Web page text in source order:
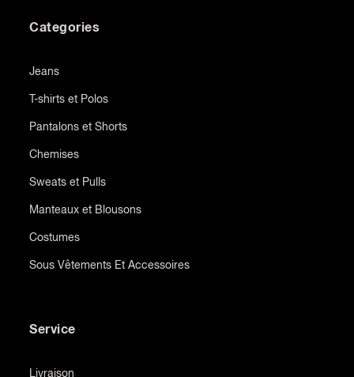
Categories
Jeans
T-shirts et Polos
Pantalons et Shorts
Chemises
Sweats et Pulls
Manteaux et Blousons
Costumes
Sous Vêtements Et Accessoires
Service
Livraison